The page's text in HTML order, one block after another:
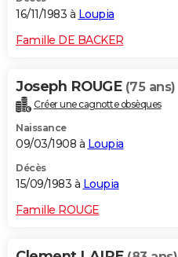
16/11/1983 à Loupia
Famille DE BACKER
Joseph ROUGE (75 ans)
Créer une cagnotte obsèques
Naissance
09/03/1908 à Loupia
Décès
15/09/1983 à Loupia
Famille ROUGE